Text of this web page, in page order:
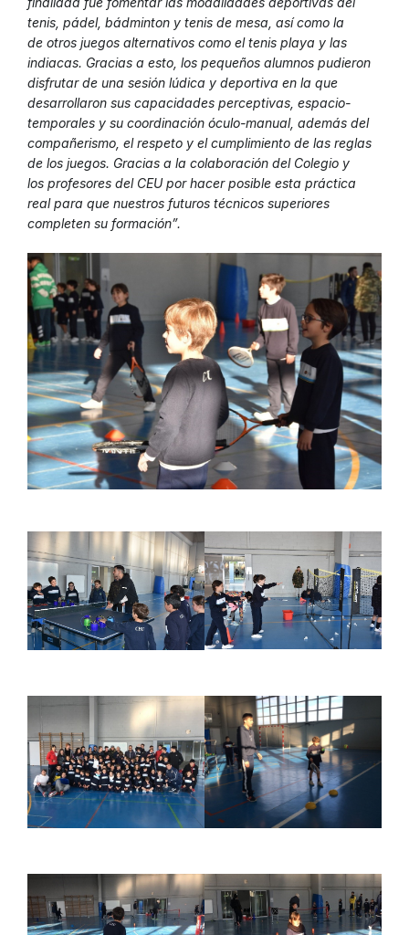
tenis, pádel, bádminton y tenis de mesa, así como la
de otros juegos alternativos como el tenis playa y las
indiacas. Gracias a esto, los pequeños alumnos pudieron
disfrutar de una sesión lúdica y deportiva en la que
desarrollaron sus capacidades perceptivas, espacio-
temporales y su coordinación óculo-manual, además del
compañerismo, el respeto y el cumplimiento de las reglas
de los juegos. Gracias a la colaboración del Colegio y
los profesores del CEU por hacer posible esta práctica
real para que nuestros futuros técnicos superiores
completen su formación”.